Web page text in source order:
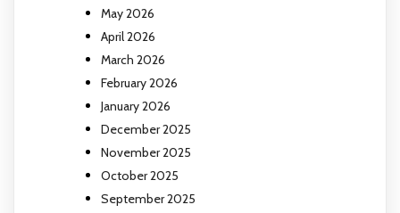
May 2026
April 2026
March 2026
February 2026
January 2026
December 2025
November 2025
October 2025
September 2025